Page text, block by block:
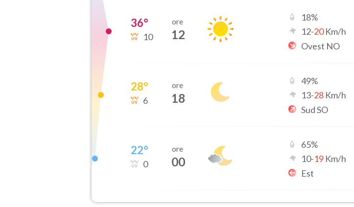
36°
10
ore
12
18%
12-20Km/h
Ovest NO
28°
6
ore
18
49%
13-28 Km/h
Sud SO
22°
0
ore
00
65%
10-19 Km/h
Est